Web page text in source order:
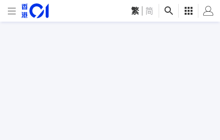
繁 简